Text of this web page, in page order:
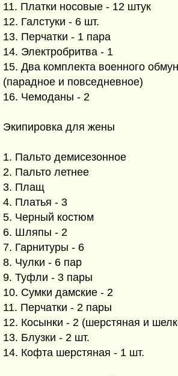
11. Платки носовые - 12 штук
12. Галстуки - 6 шт.
13. Перчатки - 1 пара
14. Электробритва - 1
15. Два комплекта военного
(парадное и повседневное)
16. Чемоданы - 2
Экипировка для жены
1. Пальто демисезонное
2. Пальто летнее
3. Плащ
4. Платья - 3
5. Черный костюм
6. Шляпы - 2
7. Гарнитуры - 6
8. Чулки - 6 пар
9. Туфли - 3 пары
10. Сумки дамские - 2
11. Перчатки - 2 пары
12. Косынки - 2 (шерстяная и
13. Блузки - 2 шт.
14. Кофта шерстяная - 1 шт.